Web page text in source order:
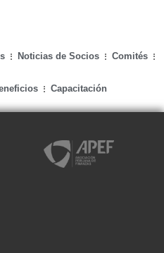
Noticias de Socios Comités
Capacitación